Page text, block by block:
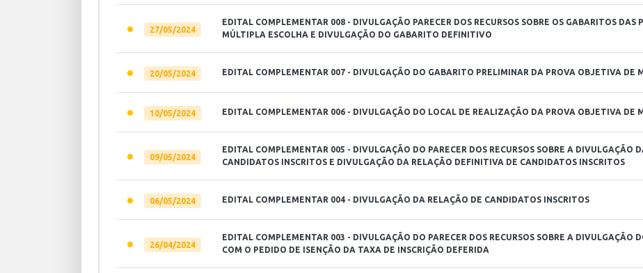
27/05/2024
EDITAL COMPLEMENTAR 008 - DIVULGAÇÃO PARECER DOS RECURSOS SOBRE OS GABARITOS DAS
MÚLTIPLA ESCOLHA E DIVULGAÇÃO DO GABARITO DEFINITIVO
20/05/2024 EDITAL COMPLEMENTAR 007 - DIVULGAÇÃO DO GABARITO PRELIMINAR DA PROVA OBJETIVA DE
10/05/2024 EDITAL COMPLEMENTAR 006 - DIVULGAÇÃO DO LOCAL DE REALIZAÇÃO DA PROVA OBJETIVA DE
09/05/2024
EDITAL COMPLEMENTAR 005 - DIVULGAÇÃO DO PARECER DOS RECURSOS SOBRE A DIVULGAÇÃO
CANDIDATOS INSCRITOS E DIVULGAÇÃO DA RELAÇÃO DEFINITIVA DE CANDIDATOS INSCRITOS
06/05/2024 EDITAL COMPLEMENTAR 004 - DIVULGAÇÃO DA RELAÇÃO DE CANDIDATOS INSCRITOS
26/04/2024
EDITAL COMPLEMENTAR 003 - DIVULGAÇÃO DO PARECER DOS RECURSOS SOBRE A DIVULGAÇÃO
COM O PEDIDO DE ISENÇÃO DA TAXA DE INSCRIÇÃO DEFERIDA